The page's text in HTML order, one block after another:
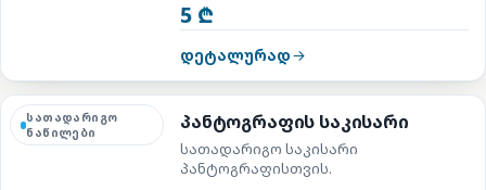
5 ₾
დეტალურად
სათადარიგო
ნაწილები
პანტოგრაფის საკისარი
სათადარიგო საკისარი
პანტოგრაფისთვის.